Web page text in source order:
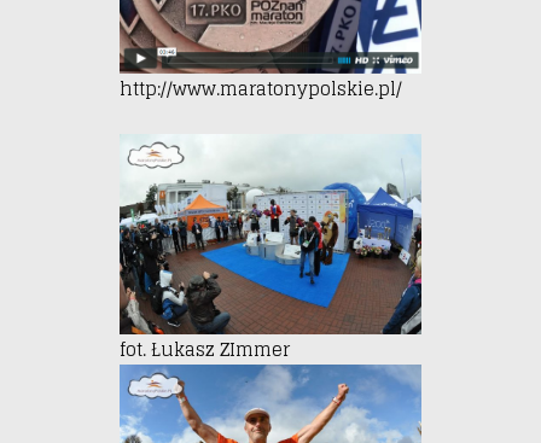
http://www.maratonypolskie.pl/
fot. Łukasz ZImmer